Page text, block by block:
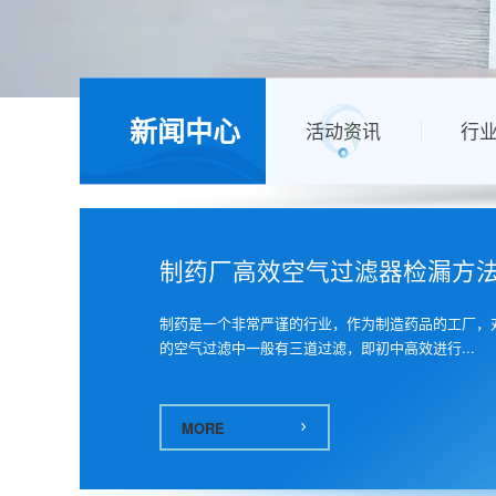
新闻中心 活动资讯 行
空气过滤器选用 - 空气过滤新闻中心 - 广州捷霖净化
制药厂高效空气过滤器检漏方
制药是一个非常严谨的行业，作为制造药品的工厂
的空气过滤中一般有三道过滤，即初中高效进行...
MORE